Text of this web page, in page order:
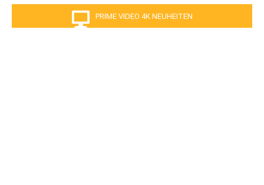
PRIME VIDEO 4K NEUHEITEN